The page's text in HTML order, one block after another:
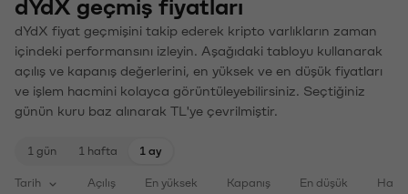
dYdX geçmiş fiyatları
dYdX fiyat geçmişini takip ederek kripto varlıkların zaman
içindeki performansını izleyin. Aşağıdaki tabloyu kullanarak
açılış ve kapanış değerlerini, en yüksek ve en düşük fiyatları
ve işlem hacmini kolayca görüntüleyebilirsiniz. Seçtiğiniz
günün kuru baz alınarak TL'ye çevrilmiştir.
1 gün 1 hafta 1 ay
Tarih Açılış En yüksek Kapanış En düşük